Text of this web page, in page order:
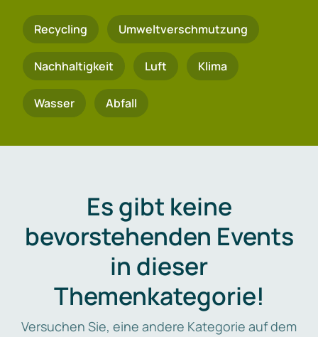
Recycling Umweltverschmutzung
Nachhaltigkeit Luft Klima
Wasser Abfall
Es gibt keine
bevorstehenden Events
in dieser
Themenkategorie!
Versuchen Sie, eine andere Kategorie auf dem